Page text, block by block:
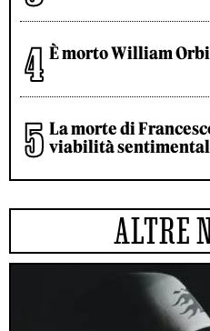
È morto William
La morte di
viabilità
ALTRE